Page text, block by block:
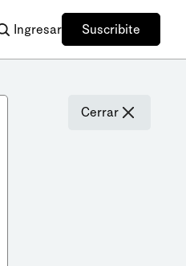
Ingresar Suscribite
Cerrar